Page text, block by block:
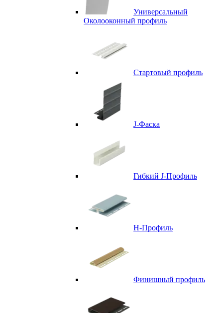
Универсальный
Околооконный профиль
Стартовый профиль
J-Фаска
Гибкий J-Профиль
H-Профиль
Финишный профиль